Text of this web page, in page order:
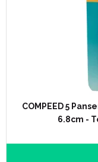
COMPEED 5
6.8cm -